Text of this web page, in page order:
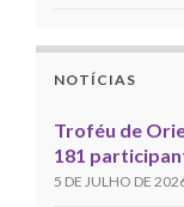
NOTÍCIAS
Troféu de
181
5 DE JULHO DE